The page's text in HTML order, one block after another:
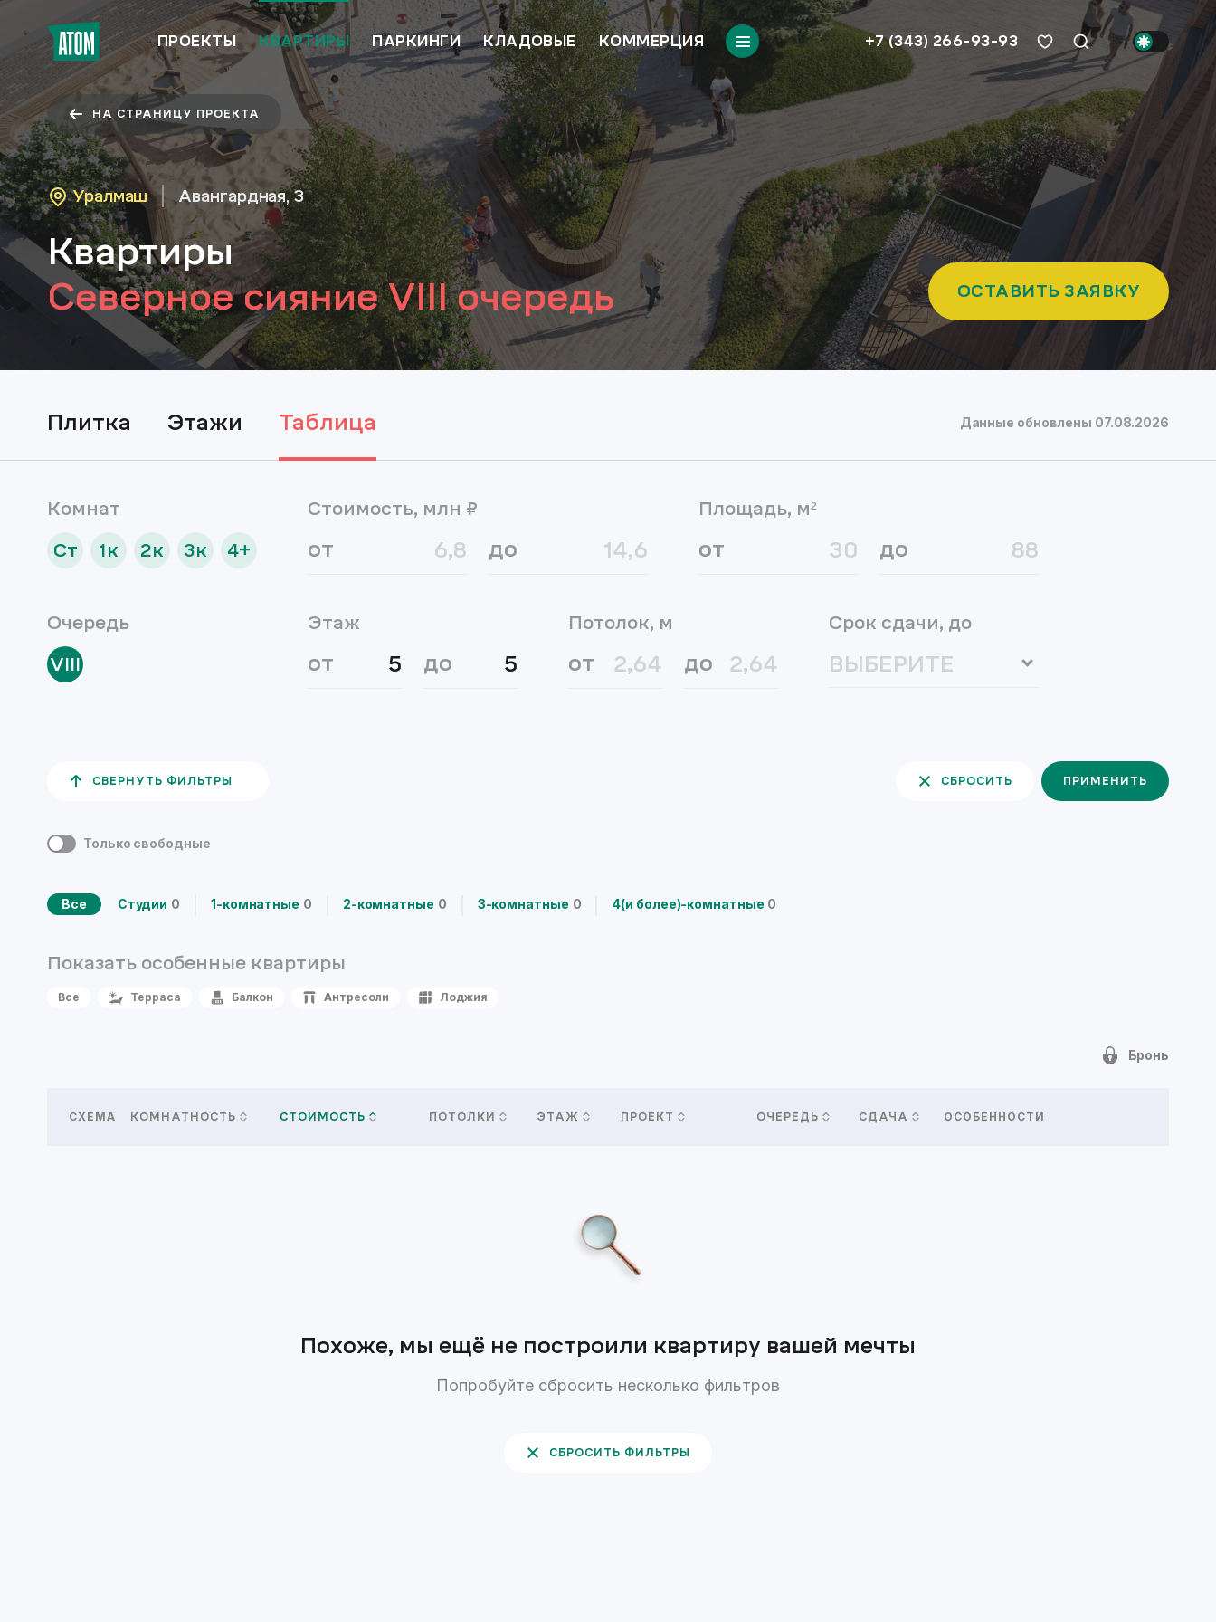
ПРОЕКТЫ КВАРТИРЫ ПАРКИНГИ КЛАДОВЫЕ КОММЕРЦИЯ +7 (343) 266-93-93
НА СТРАНИЦУ ПРОЕКТА
Уралмаш Авангардная, 3
Квартиры
Северное сияние VIII очередь
ОСТАВИТЬ ЗАЯВКУ
плитка этажи таблица Данные обновлены 07.08.2026
Комнат
Ст
1к 2к 3к 4+
Стоимость, млн ₽
от до
Площадь, м²
от до
Очередь
VIII
Этаж
от до
Потолок, м
от до
Срок сдачи, до
СВЕРНУТЬ ФИЛЬТРЫ СБРОСИТЬ ПРИМЕНИТЬ
Только свободные
Все Студии 0 1-комнатные 0 2-комнатные 0 3-комнатные 0 4(и более)-комнатные 0
Показать особенные квартиры
Все Терраса Балкон Антресоли Лоджия
Бронь
СХЕМА КОМНАТНОСТЬ СТОИМОСТЬ ПОТОЛКИ ЭТАЖ ПРОЕКТ ОЧЕРЕДЬ СДАЧА ОСОБЕННОСТИ
Похоже, мы ещё не построили квартиру вашей мечты
Попробуйте сбросить несколько фильтров
СБРОСИТЬ ФИЛЬТРЫ